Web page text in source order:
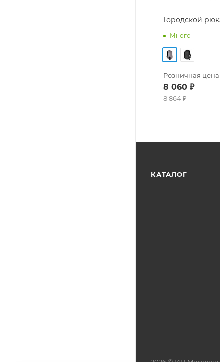
Городской
Много
Розничная цена
8 060 ₽
8 864₽
КАТАЛОГ